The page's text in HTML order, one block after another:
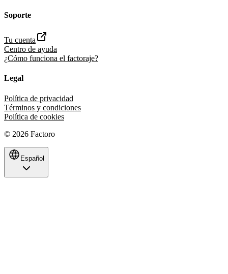
Soporte
Tu cuenta
Centro de ayuda
¿Cómo funciona el factoraje?
Legal
Política de privacidad
Términos y condiciones
Política de cookies
© 2026 Factoro
Español